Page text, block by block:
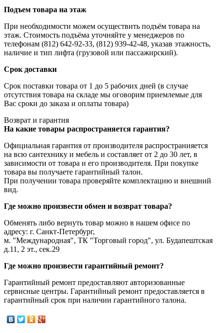
Подъем товара на этаж
При необходимости можем осуществить подъём товара на
этаж. Стоимость подъёма уточняйте у менеджеров по
телефонам (812) 642-92-33, (812) 939-42-48, указав этажность,
наличие и тип лифта (грузовой или пассажирский).
Срок доставки
Срок поставки товара от 1 до 5 рабочих дней (в случае
отсутствия товара на складе мы оговорим приемлемые для
Вас сроки до заказа и оплаты товара)
Возврат и гарантия
На какие товары распространяется гарантия?
Официальная гарантия от производителя распространияется
на всю сантехнику и мебель и составляет от 2 до 30 лет, в
зависимости от товара и его производителя. При покупке
товара вы получаете гарантийный талон.
При получении товара проверяйте комплектацию и внешний
вид.
Где можно произвести обмен и возврат товара?
Обменять либо вернуть товар можно в нашем офисе по
адресу: г. Санкт-Петербург,
м. "Международная", ТК "Торговый город", ул. Будапештская
д.11, 2 эт., сек.29
Где можно произвести гарантийный ремонт?
Гарантийный ремонт предоставляют авторизованные
сервисные центры. Гарантийный ремонт предоставляется в
гарантийный срок при наличии гарантийного талона.